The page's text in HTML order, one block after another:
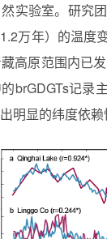
实验室。研究
万年）的温度
高原范围内已
brGDGTs记录
明显的纬度依